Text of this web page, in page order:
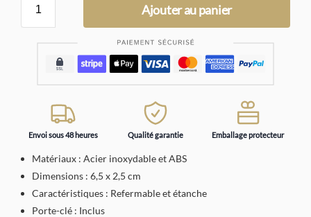
Ajouter au panier
Envoi sous 48 heures Qualité garantie Emballage protecteur
Matériaux : Acier inoxydable et ABS
Dimensions : 6,5 x 2,5 cm
Caractéristiques : Refermable et étanche
Porte-clé : Inclus